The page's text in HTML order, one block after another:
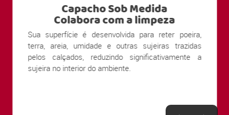
Capacho Sob Medida
Colabora com a limpeza
Sua superfície é desenvolvida para reter poeira,
terra, areia, umidade e outras sujeiras trazidas
pelos calçados, reduzindo significativamente a
sujeira no interior do ambiente.